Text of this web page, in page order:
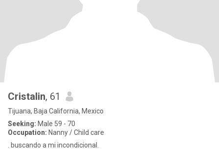
Cristalin, 61
Tijuana, Baja California, Mexico
Seeking: Male 59 - 70
Occupation: Nanny / Child care
. buscando a mi incondicional.